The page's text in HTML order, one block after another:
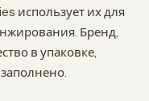
использует их для
Бренд,
в упаковке,